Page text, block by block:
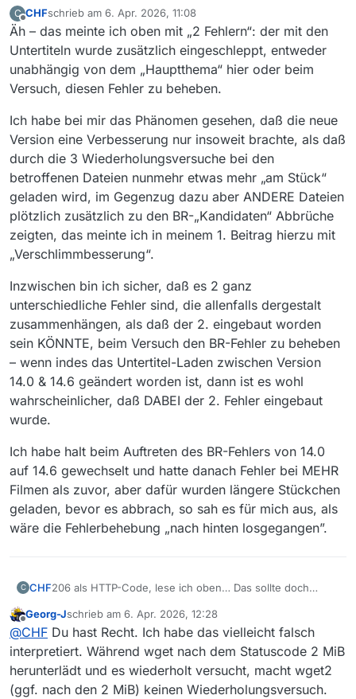
C
Offline
CHFschrieb am 6. Apr. 2026, 11:08
zuletzt editiert von
Äh – das meinte ich oben mit „2 Fehlern“: der mit den
Untertiteln wurde zusätzlich eingeschleppt, entweder
unabhängig von dem „Hauptthema“ hier oder beim
Versuch, diesen Fehler zu beheben.
Ich habe bei mir das Phänomen gesehen, daß die neue
Version eine Verbesserung nur insoweit brachte, als daß
durch die 3 Wiederholungsversuche bei den
betroffenen Dateien nunmehr etwas mehr „am Stück“
geladen wird, im Gegenzug dazu aber ANDERE Dateien
plötzlich zusätzlich zu den BR-„Kandidaten“ Abbrüche
zeigten, das meinte ich in meinem 1. Beitrag hierzu mit
„Verschlimmbesserung“.
Inzwischen bin ich sicher, daß es 2 ganz
unterschiedliche Fehler sind, die allenfalls dergestalt
zusammenhängen, als daß der 2. eingebaut worden
sein KÖNNTE, beim Versuch den BR-Fehler zu beheben
– wenn indes das Untertitel-Laden zwischen Version
14.0 & 14.6 geändert worden ist, dann ist es wohl
wahrscheinlicher, daß DABEI der 2. Fehler eingebaut
wurde.
Ich habe halt beim Auftreten des BR-Fehlers von 14.0
auf 14.6 gewechselt und hatte danach Fehler bei MEHR
Filmen als zuvor, aber dafür wurden längere Stückchen
geladen, bevor es abbrach, so sah es für mich aus, als
wäre die Fehlerbehebung „nach hinten losgegangen”.
C CHF206 als HTTP-Code, lese ich oben… Das sollte doch
mir alles ab Byte Nummer wo-auch-immer-es-
abgebrochen-hatte!“, also bei der Wiederaufnahme der
zuvor abgebrochenen Verbindung kommen, nicht aber
beim Abbruch selbst, schließlich sind die 200er doch alle
„positive Erfolgsmeldungen“.
Offline
Georg-Jschrieb am 6. Apr. 2026, 12:28
zuletzt editiert von
@CHF Du hast Recht. Ich habe das vielleicht falsch
interpretiert. Während wget nach dem Statuscode 2 MiB
herunterlädt und es wiederholt versucht, macht wget2
(ggf. nach den 2 MiB) keinen Wiederholungsversuch.